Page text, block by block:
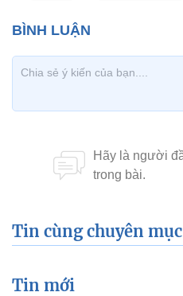
Tin cùng chuyên mục
Tin mới